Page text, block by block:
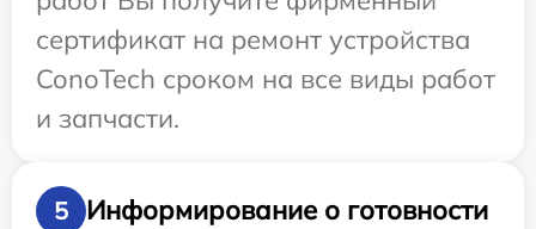
сертификат на ремонт устройства
ConoTech сроком на все виды работ
и запчасти.
5
Информирование о готовности